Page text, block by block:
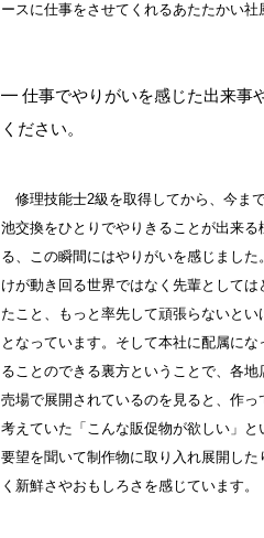
ースに仕事をさせてくれるあたたかい社
━ 仕事でやりがいを感じた出来事
ください。
修理技能士2級を取得してから、今ま
池交換をひとりでやりきることが出来
る、この瞬間にはやりがいを感じまし
けが動き回る世界ではなく先輩として
たこと、もっと率先して頑張らないと
となっています。そして本社に配属に
ることのできる裏方ということで、各
売場で展開されているのを見ると、作
考えていた「こんな販促物が欲しい」
要望を聞いて制作物に取り入れ展開し
く新鮮さやおもしろさを感じています。